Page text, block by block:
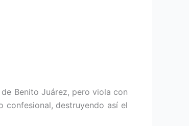
Benito Juárez, pero viola con
confesional, destruyendo así el